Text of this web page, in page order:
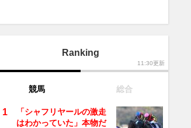
Ranking
11:30更新
競馬 総合
「シャフリヤールの激走
はわかっていた」本物だ